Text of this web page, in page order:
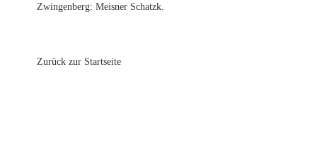
Zwingenberg: Meisner Schatzk.
Zurück zur Startseite